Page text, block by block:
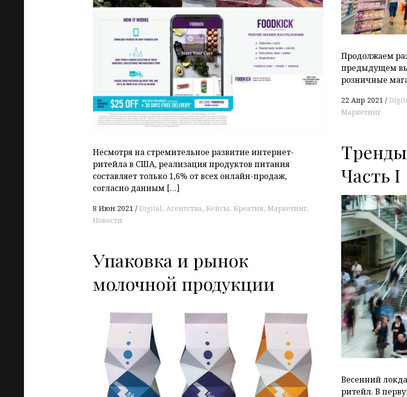
Несмотря на стремительное развитие интернет-
ритейла в США, реализация продуктов питания
составляет только 1,6% от всех онлайн-продаж,
согласно данным […]
8 Июн 2021 Digital Агентства Кейсы Креатив Маркетинг
Новости
Продолжаем
предыдущем
розничные
22 Апр 2021
Маркетинг
Часть I
Весенний
ритейл. В
Упаковка и рынок
молочной продукции